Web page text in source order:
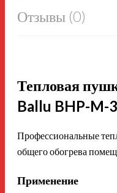
Отзывы (0)
Тепловая
Ballu BHP-M-
Профессиональные
общего обогрева
Применение